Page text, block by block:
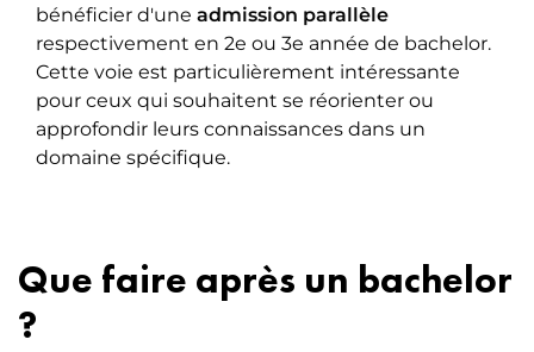
bénéficier d'une admission parallèle
respectivement en 2e ou 3e année de bachelor.
Cette voie est particulièrement intéressante
pour ceux qui souhaitent se réorienter ou
approfondir leurs connaissances dans un
domaine spécifique.
Que faire après un bachelor
?